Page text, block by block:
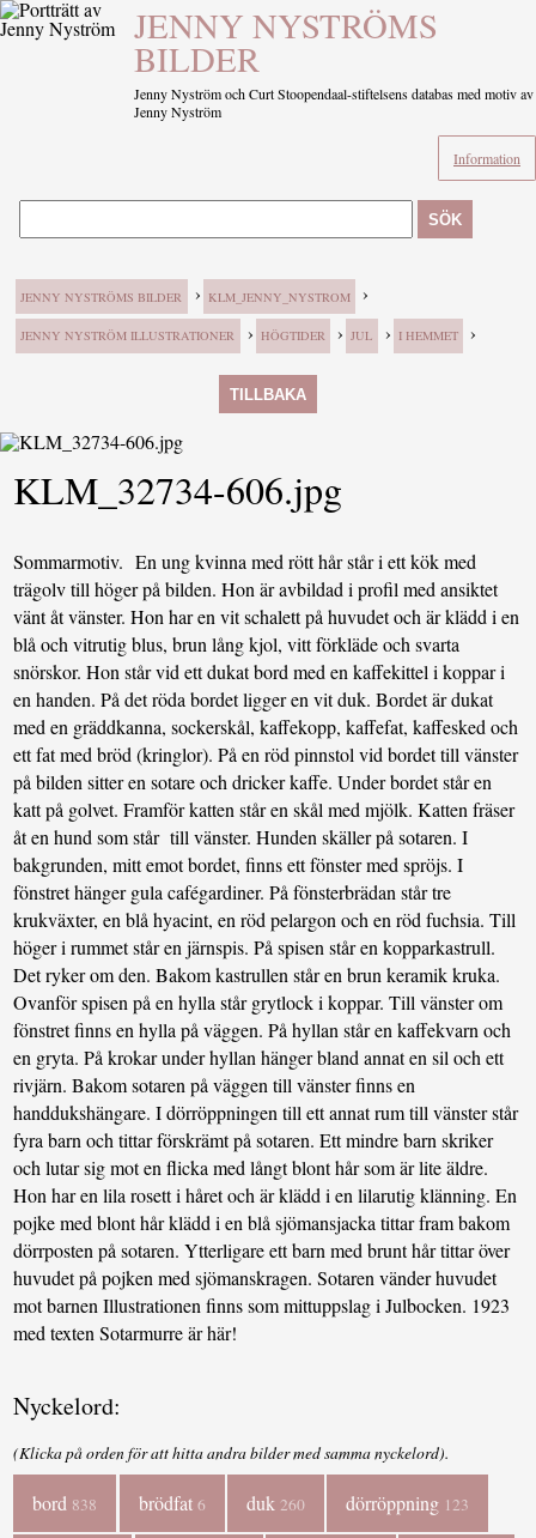
JENNY NYSTRÖMS
BILDER
Jenny Nyström och Curt Stoopendaal-stiftelsens databas med motiv av
Jenny Nyström
Information
SÖK
JENNY NYSTRÖMS BILDER › KLM_JENNY_NYSTROM ›
JENNY NYSTRÖM ILLUSTRATIONER › HÖGTIDER › JUL › I HEMMET ›
TILLBAKA
KLM_32734-606.jpg
Sommarmotiv. En ung kvinna med rött hår står i ett kök med
trägolv till höger på bilden. Hon är avbildad i profil med ansiktet
vänt åt vänster. Hon har en vit schalett på huvudet och är klädd i en
blå och vitrutig blus, brun lång kjol, vitt förkläde och svarta
snörskor. Hon står vid ett dukat bord med en kaffekittel i koppar i
en handen. På det röda bordet ligger en vit duk. Bordet är dukat
med en gräddkanna, sockerskål, kaffekopp, kaffefat, kaffesked och
ett fat med bröd (kringlor). På en röd pinnstol vid bordet till vänster
på bilden sitter en sotare och dricker kaffe. Under bordet står en
katt på golvet. Framför katten står en skål med mjölk. Katten fräser
åt en hund som står till vänster. Hunden skäller på sotaren. I
bakgrunden, mitt emot bordet, finns ett fönster med spröjs. I
fönstret hänger gula cafégardiner. På fönsterbrädan står tre
krukväxter, en blå hyacint, en röd pelargon och en röd fuchsia. Till
höger i rummet står en järnspis. På spisen står en kopparkastrull.
Det ryker om den. Bakom kastrullen står en brun keramik kruka.
Ovanför spisen på en hylla står grytlock i koppar. Till vänster om
fönstret finns en hylla på väggen. På hyllan står en kaffekvarn och
en gryta. På krokar under hyllan hänger bland annat en sil och ett
rivjärn. Bakom sotaren på väggen till vänster finns en
handdukshängare. I dörröppningen till ett annat rum till vänster står
fyra barn och tittar förskrämt på sotaren. Ett mindre barn skriker
och lutar sig mot en flicka med långt blont hår som är lite äldre.
Hon har en lila rosett i håret och är klädd i en lilarutig klänning. En
pojke med blont hår klädd i en blå sjömansjacka tittar fram bakom
dörrposten på sotaren. Ytterligare ett barn med brunt hår tittar över
huvudet på pojken med sjömanskragen. Sotaren vänder huvudet
mot barnen Illustrationen finns som mittuppslag i Julbocken. 1923
med texten Sotarmurre är här!
Nyckelord:
(Klicka på orden för att hitta andra bilder med samma nyckelord).
bord 838 brödfat 6 duk 260 dörröppning 123